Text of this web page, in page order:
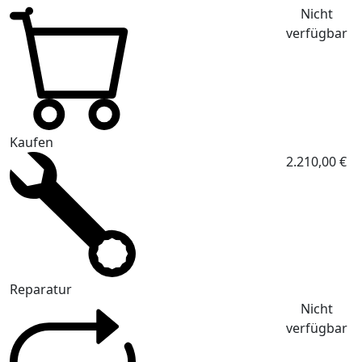
Kaufen
Nicht
verfügbar
Reparatur
2.210,00 €
Nicht
verfügbar